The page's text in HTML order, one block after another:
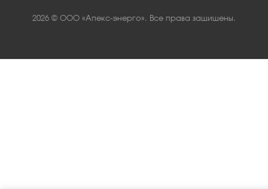
2026 © ООО «Апекс-энерго». Все права защищены.